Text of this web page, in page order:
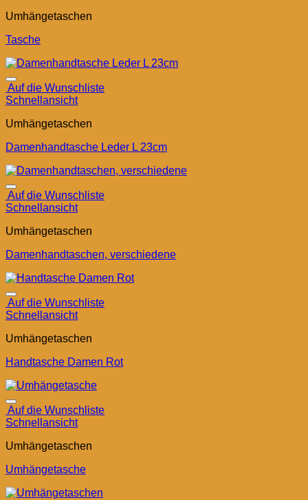
Umhängetaschen
Tasche
Auf die Wunschliste
Schnellansicht
Umhängetaschen
Damenhandtasche Leder L 23cm
Auf die Wunschliste
Schnellansicht
Umhängetaschen
Damenhandtaschen, verschiedene
Auf die Wunschliste
Schnellansicht
Umhängetaschen
Handtasche Damen Rot
Auf die Wunschliste
Schnellansicht
Umhängetaschen
Umhängetasche